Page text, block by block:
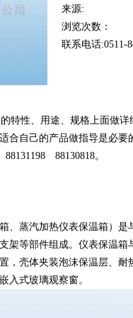
来源:
浏览次数：
联系电话:0511-
、用途、规格上面
适合自己的产品做指导是必要
88130818。
、蒸汽加热仪表保温箱）是
架等部件组成。仪表保
，壳体夹装泡沫保温层
入式玻璃观察窗。